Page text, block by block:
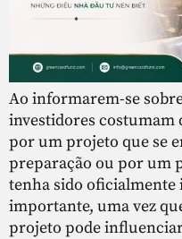
Ao informarem-se
investidores costumam
por um projeto que se
preparação ou por um
tenha sido oficialmente
importante, uma vez
projeto pode